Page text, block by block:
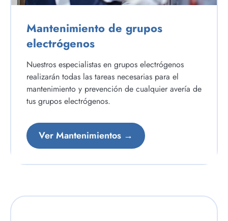
Mantenimiento de grupos
electrógenos
Nuestros especialistas en grupos electrógenos
realizarán todas las tareas necesarias para el
mantenimiento y prevención de cualquier avería de
tus grupos electrógenos.
Ver Mantenimientos →